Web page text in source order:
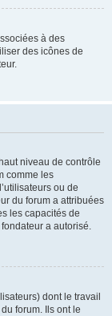
à des
des icônes de
niveau de contrôle
comme les
ou de
du forum a attribuées
les capacités de
a autorisé.
dont le travail
forum. Ils ont le